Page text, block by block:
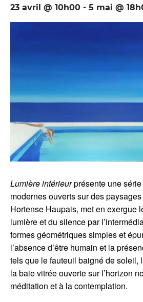
23 avril @ 10h00 - 5 mai @
Lumière intérieurprésente une série
modernes ouverts sur des paysages
Hortense Haupais, met en exergue
lumière et du silence par
formes géométriques simples et
l’absence d’être humain et la
tels que le fauteuil baigné de soleil,
la baie vitrée ouverte sur l’horizon
méditation et à la contemplation.